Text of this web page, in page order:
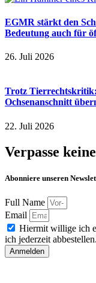
EGMR stärkt den
Bedeutung auch für
26. Juli 2026
Trotz
Ochsenanschnitt
22. Juli 2026
Verpasse
Abonniere unseren
Full Name
Email
Hiermit willige ich
ich jederzeit abbestellen.
Anmelden